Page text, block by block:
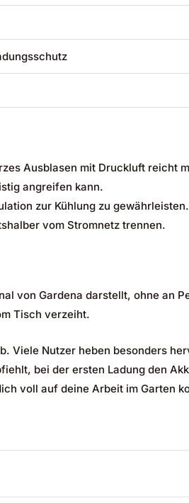
Ausblasen mit Druckluft reicht
angreifen kann.
zur Kühlung zu gewährleisten.
vom Stromnetz trennen.
von Gardena darstellt, ohne an
Tisch verzeiht.
Viele Nutzer heben besonders
bei der ersten Ladung den
voll auf deine Arbeit im Garten